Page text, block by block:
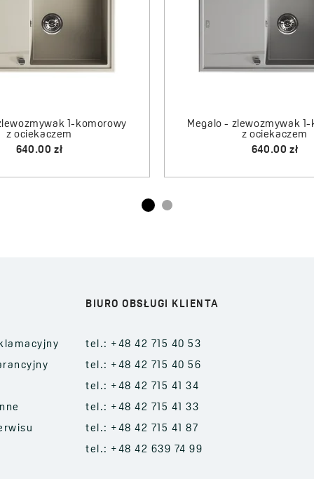
1-komorowy
z ociekaczem
640.00 zł
Megalo - zlewozmywak
z ociekaczem
835.00 zł
BIURO OBSŁUGI KLIENTA
tel.: +48 42 715 40 53
tel.: +48 42 715 40 56
tel.: +48 42 715 41 34
tel.: +48 42 715 41 33
tel.: +48 42 715 41 87
tel.: +48 42 639 74 99